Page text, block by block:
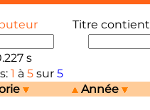
Titre contient
s
1 à 5sur 5
Année